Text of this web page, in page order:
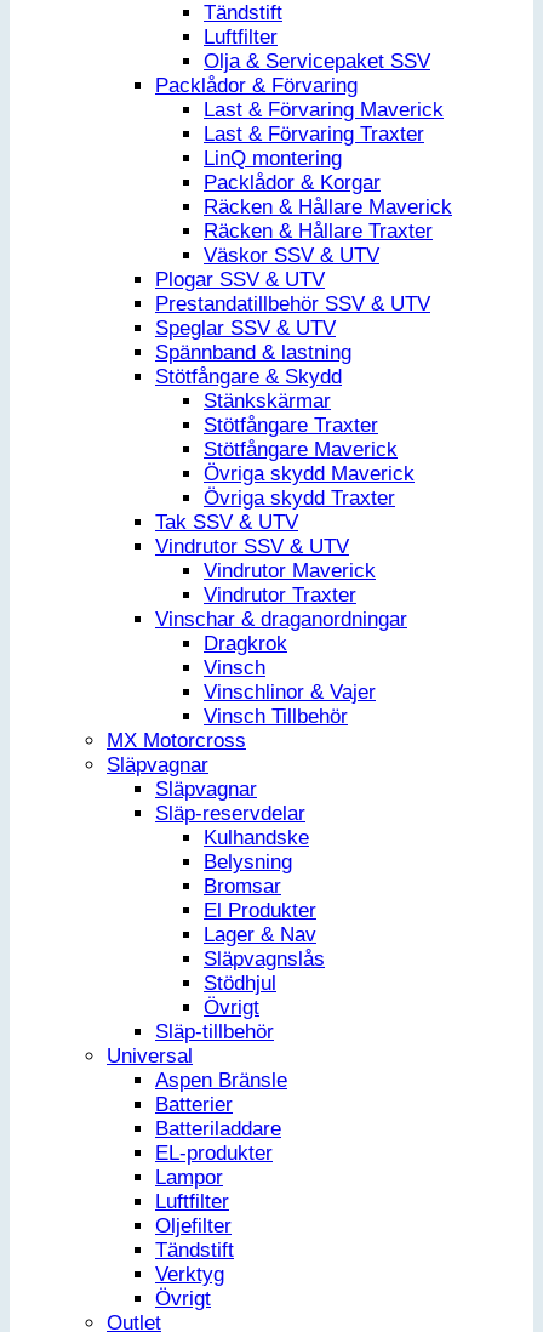
Tändstift
Luftfilter
Olja & Servicepaket SSV
Packlådor & Förvaring
Last & Förvaring Maverick
Last & Förvaring Traxter
LinQ montering
Packlådor & Korgar
Räcken & Hållare Maverick
Räcken & Hållare Traxter
Väskor SSV & UTV
Plogar SSV & UTV
Prestandatillbehör SSV & UTV
Speglar SSV & UTV
Spännband & lastning
Stötfångare & Skydd
Stänkskärmar
Stötfångare Traxter
Stötfångare Maverick
Övriga skydd Maverick
Övriga skydd Traxter
Tak SSV & UTV
Vindrutor SSV & UTV
Vindrutor Maverick
Vindrutor Traxter
Vinschar & draganordningar
Dragkrok
Vinsch
Vinschlinor & Vajer
Vinsch Tillbehör
MX Motorcross
Släpvagnar
Släpvagnar
Släp-reservdelar
Kulhandske
Belysning
Bromsar
El Produkter
Lager & Nav
Släpvagnslås
Stödhjul
Övrigt
Släp-tillbehör
Universal
Aspen Bränsle
Batterier
Batteriladdare
EL-produkter
Lampor
Luftfilter
Oljefilter
Tändstift
Verktyg
Övrigt
Outlet